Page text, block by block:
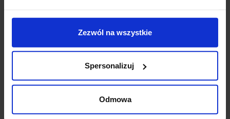
Zezwól na wszystkie
Spersonalizuj
Odmowa
Zasilanie230V
65 cm
Klasa szczelnościIP44
ProducentREDLUX